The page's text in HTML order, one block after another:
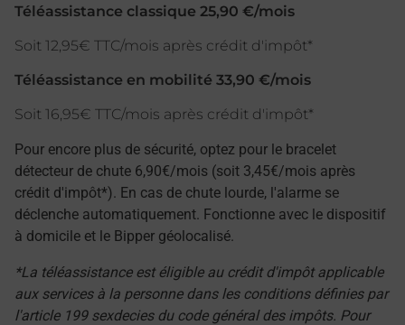
Téléassistance classique 25,90 €/mois
Soit 12,95€ TTC/mois après crédit d'impôt*
Téléassistance en mobilité 33,90 €/mois
Soit 16,95€ TTC/mois après crédit d'impôt*
Pour encore plus de sécurité, optez pour le bracelet
détecteur de chute 6,90€/mois (soit 3,45€/mois après
crédit d'impôt*). En cas de chute lourde, l'alarme se
déclenche automatiquement. Fonctionne avec le dispositif
à domicile et le Bipper géolocalisé.
*La téléassistance est éligible au crédit d'impôt applicable
aux services à la personne dans les conditions définies par
l'article 199 sexdecies du code général des impôts. Pour